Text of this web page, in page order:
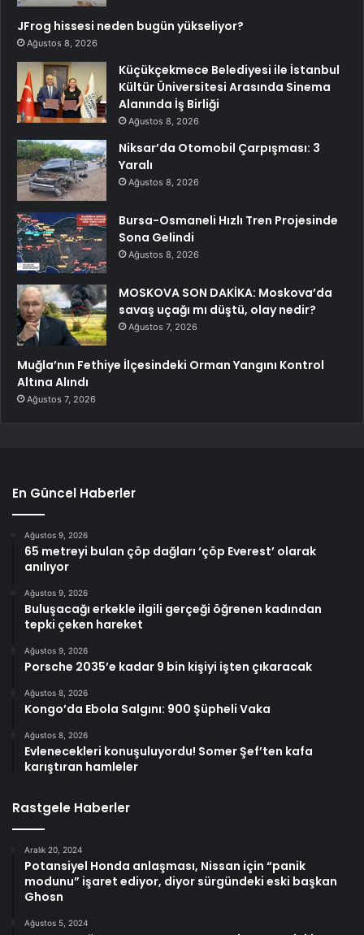
JFrog hissesi neden bugün yükseliyor?
Ağustos 8, 2026
Küçükçekmece Belediyesi ile İstanbul
Kültür Üniversitesi Arasında Sinema
Alanında İş Birliği
Ağustos 8, 2026
Niksar’da Otomobil Çarpışması: 3
Yaralı
Ağustos 8, 2026
Bursa-Osmaneli Hızlı Tren Projesinde
Sona Gelindi
Ağustos 8, 2026
MOSKOVA SON DAKİKA: Moskova’da
savaş uçağı mı düştü, olay nedir?
Ağustos 7, 2026
Muğla’nın Fethiye İlçesindeki Orman Yangını Kontrol
Altına Alındı
Ağustos 7, 2026
En Güncel Haberler
Ağustos 9, 2026
65 metreyi bulan çöp dağları ‘çöp Everest’ olarak
anılıyor
Ağustos 9, 2026
Buluşacağı erkekle ilgili gerçeği öğrenen kadından
tepki çeken hareket
Ağustos 9, 2026
Porsche 2035’e kadar 9 bin kişiyi işten çıkaracak
Ağustos 8, 2026
Kongo’da Ebola Salgını: 900 Şüpheli Vaka
Ağustos 8, 2026
Evlenecekleri konuşuluyordu! Somer Şef’ten kafa
karıştıran hamleler
Rastgele Haberler
Aralık 20, 2024
Potansiyel Honda anlaşması, Nissan için “panik
modunu” işaret ediyor, diyor sürgündeki eski başkan
Ghosn
Ağustos 5, 2024